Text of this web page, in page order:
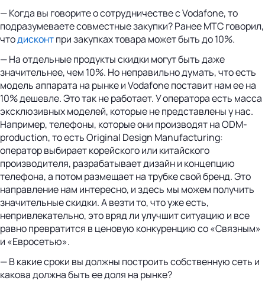
— Когда вы говорите о сотрудничестве с Vodafone, то
подразумеваете совместные закупки? Ранее МТС говорил,
чтодисконтпри закупках товара может быть до 10%.
— На отдельные продукты скидки могут быть даже
значительнее, чем 10%. Но неправильно думать, что есть
модель аппарата на рынке и Vodafone поставит нам ее на
10% дешевле. Это так не работает. У оператора есть масса
эксклюзивных моделей, которые не представлены у нас.
Например, телефоны, которые они производят на ODM-
production, то есть Original Design Manufacturing:
оператор выбирает корейского или китайского
производителя, разрабатывает дизайн и концепцию
телефона, а потом размещает на трубке свой бренд. Это
направление нам интересно, и здесь мы можем получить
значительные скидки. А везти то, что уже есть,
непривлекательно, это вряд ли улучшит ситуацию и все
равно превратится в ценовую конкуренцию со «Связным»
и «Евросетью».
— В какие сроки вы должны построить собственную сеть и
какова должна быть ее доля на рынке?